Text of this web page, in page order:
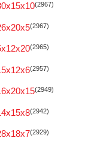
(2967)
(2967)
(2965)
(2957)
(2949)
(2942)
(2929)